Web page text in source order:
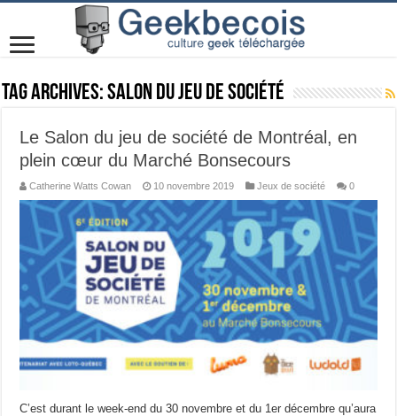
Tag Archives:salon du jeu de société
Le Salon du jeu de société de Montréal, en
plein cœur du Marché Bonsecours
Catherine Watts Cowan 10 novembre 2019 Jeux de société 0
C’est durant le week-end du 30 novembre et du 1er décembre qu’aura